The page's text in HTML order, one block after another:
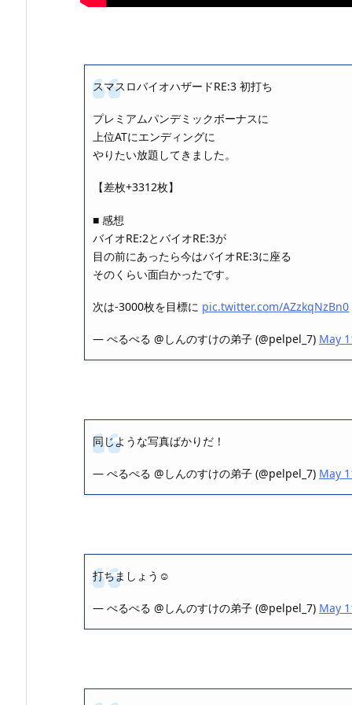
スマスロバイオハザードRE:3 初打ち
プレミアムパンデミックボーナスに
上位ATにエンディングに
やりたい放題してきました。
【差枚+3312枚】
■ 感想
バイオRE:2とバイオRE:3が
目の前にあったら今はバイオRE:3に座る
そのくらい面白かったです。
次は-3000枚を目標に pic.twitter.com/AZzkqNzBn0
— ぺるぺる @しんのすけの弟子 (@pelpel_7) May
同じような写真ばかりだ！
— ぺるぺる @しんのすけの弟子 (@pelpel_7) May
打ちましょう☺️
— ぺるぺる @しんのすけの弟子 (@pelpel_7) May